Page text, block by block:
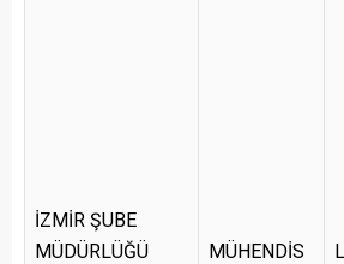
İZMİR ŞUBE
MÜDÜRLÜĞÜ
MÜHENDİS